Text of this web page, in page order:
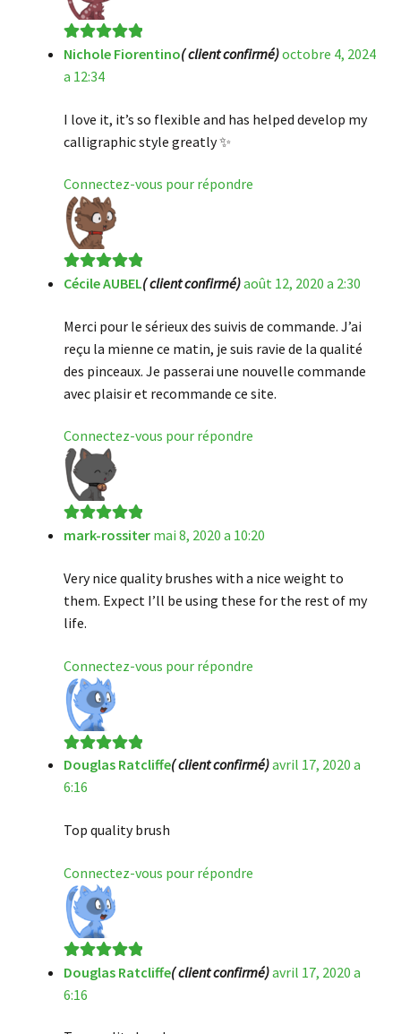
Note5sur 5
Nichole Fiorentino( client confirmé)octobre 4, 2024
a 12:34
I love it, it’s so flexible and has helped develop my
calligraphic style greatly ✨
Connectez-vous pour répondre
Note5 sur 5
Cécile AUBEL( client confirmé)août 12, 2020 a 2:30
Merci pour le sérieux des suivis de commande. J’ai
reçu la mienne ce matin, je suis ravie de la qualité
des pinceaux. Je passerai une nouvelle commande
avec plaisir et recommande ce site.
Connectez-vous pour répondre
Note5sur 5
mark-rossiter mai 8, 2020 a 10:20
Very nice quality brushes with a nice weight to
them. Expect I’ll be using these for the rest of my
life.
Connectez-vous pour répondre
Note5sur 5
Douglas Ratcliffe( client confirmé)avril 17, 2020 a
6:16
Top quality brush
Connectez-vous pour répondre
Note5sur 5
Douglas Ratcliffe( client confirmé)avril 17, 2020 a
6:16